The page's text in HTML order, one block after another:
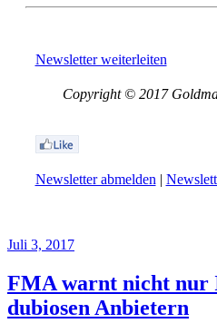
Newsletter weiterleiten
Copyright © 2017
Newsletter abmelden |
Juli 3, 2017
FMA warnt nicht nur
dubiosen Anbietern